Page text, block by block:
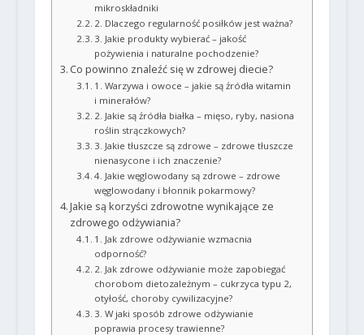
mikroskładniki
2. Dlaczego regularność posiłków jest ważna?
3. Jakie produkty wybierać – jakość
pożywienia i naturalne pochodzenie?
Co powinno znaleźć się w zdrowej diecie?
1. Warzywa i owoce – jakie są źródła witamin
i minerałów?
2. Jakie są źródła białka – mięso, ryby, nasiona
roślin strączkowych?
3. Jakie tłuszcze są zdrowe – zdrowe tłuszcze
nienasycone i ich znaczenie?
4. Jakie węglowodany są zdrowe – zdrowe
węglowodany i błonnik pokarmowy?
Jakie są korzyści zdrowotne wynikające ze
zdrowego odżywiania?
1. Jak zdrowe odżywianie wzmacnia
odporność?
2. Jak zdrowe odżywianie może zapobiegać
chorobom dietozależnym – cukrzyca typu 2,
otyłość, choroby cywilizacyjne?
3. W jaki sposób zdrowe odżywianie
poprawia procesy trawienne?